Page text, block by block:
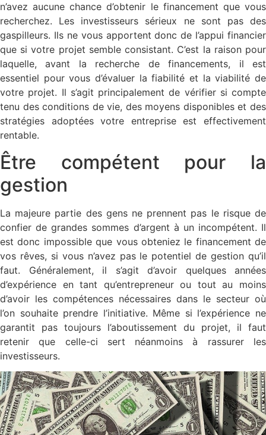
n’avez aucune chance d’obtenir le financement que vous
recherchez. Les investisseurs sérieux ne sont pas des
gaspilleurs. Ils ne vous apportent donc de l’appui financier
que si votre projet semble consistant. C’est la raison pour
laquelle, avant la recherche de financements, il est
essentiel pour vous d’évaluer la fiabilité et la viabilité de
votre projet. Il s’agit principalement de vérifier si compte
tenu des conditions de vie, des moyens disponibles et des
stratégies adoptées votre entreprise est effectivement
rentable.
Être compétent pour la
gestion
La majeure partie des gens ne prennent pas le risque de
confier de grandes sommes d’argent à un incompétent. Il
est donc impossible que vous obteniez le financement de
vos rêves, si vous n’avez pas le potentiel de gestion qu’il
faut. Généralement, il s’agit d’avoir quelques années
d’expérience en tant qu’entrepreneur ou tout au moins
d’avoir les compétences nécessaires dans le secteur où
l’on souhaite prendre l’initiative. Même si l’expérience ne
garantit pas toujours l’aboutissement du projet, il faut
retenir que celle-ci sert néanmoins à rassurer les
investisseurs.